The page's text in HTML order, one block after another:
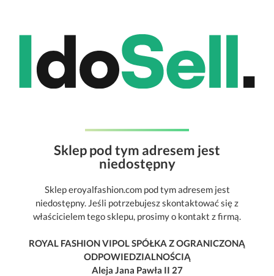
Sklep pod tym adresem jest
niedostępny
Sklep eroyalfashion.com pod tym adresem jest
niedostępny. Jeśli potrzebujesz skontaktować się z
właścicielem tego sklepu, prosimy o kontakt z firmą.
ROYAL FASHION VIPOL SPÓŁKA Z OGRANICZONĄ
ODPOWIEDZIALNOŚCIĄ
Aleja Jana Pawła II 27